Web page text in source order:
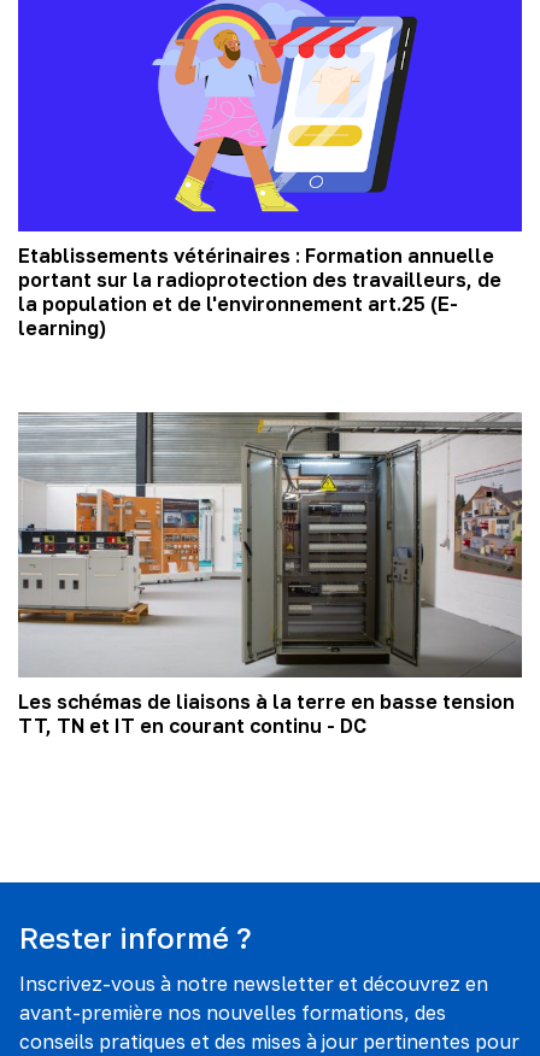
Etablissements vétérinaires : Formation annuelle
portant sur la radioprotection des travailleurs, de
la population et de l'environnement art.25 (E-
learning)
Les schémas de liaisons à la terre en basse tension
TT, TN et IT en courant continu - DC
Rester informé ?
Inscrivez-vous à notre newsletter et découvrez en
avant-première nos nouvelles formations, des
conseils pratiques et des mises à jour pertinentes pour